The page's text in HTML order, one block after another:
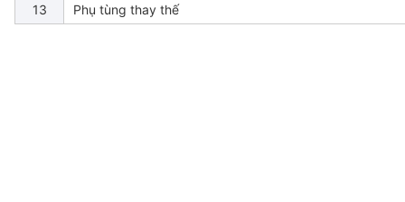
13
Phụ tùng thay thế